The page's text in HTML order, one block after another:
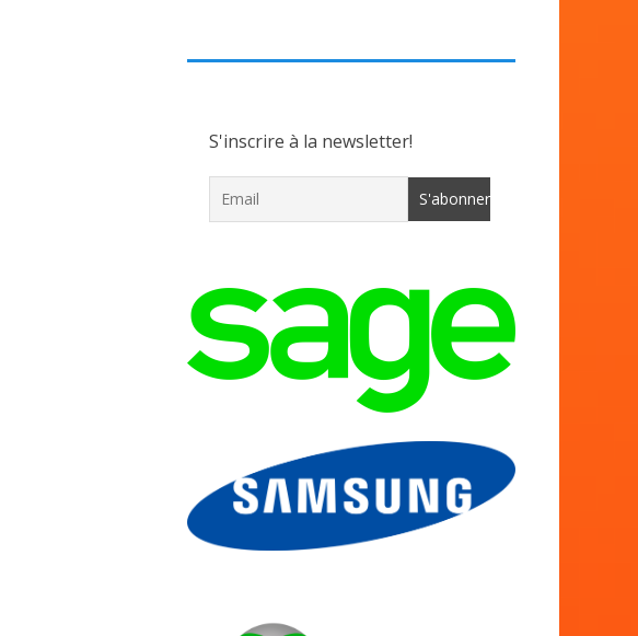
S'inscrire à la newsletter!